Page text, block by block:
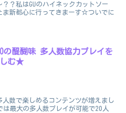
？私はGUのハイネックカットソー
ま新都心に行ってきまーす☆ついでに
の醍醐味 多人数協力プレイを
む★
数で楽しめるコンテンツが増えまし
最大の多人数プレイが可能で20人